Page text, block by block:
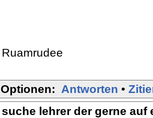
Ruamrudee
Optionen: Antworten •
suche lehrer der gerne auf